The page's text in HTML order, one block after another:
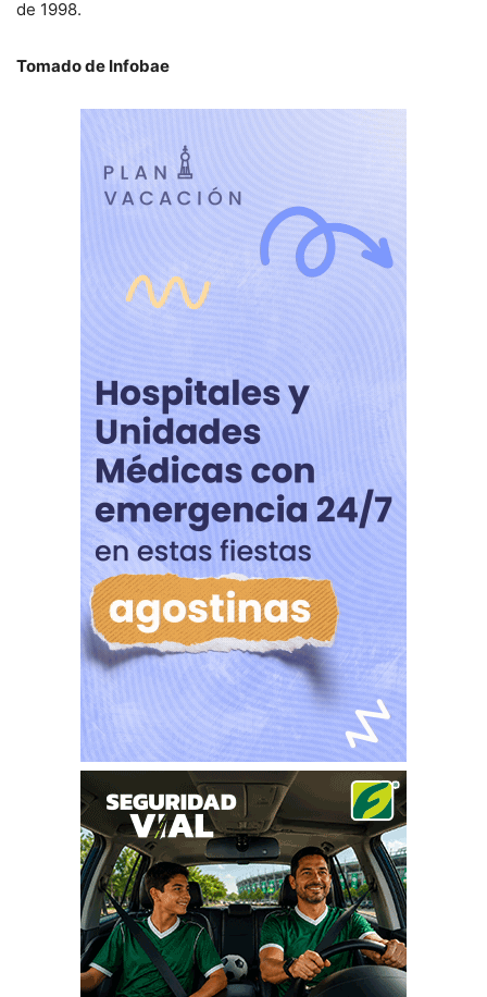
de 1998.
Tomado de Infobae